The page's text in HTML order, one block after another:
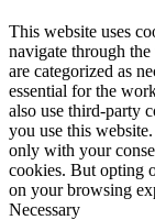
This website uses
navigate through
are categorized as
essential for the
also use third-party
you use this
only with your
cookies. But opting
on your browsing
Necessary